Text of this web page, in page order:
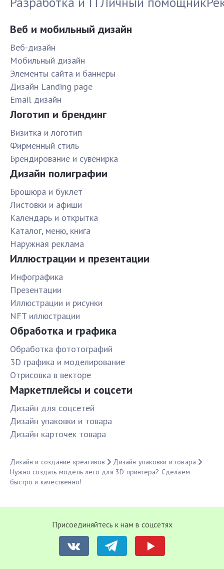
Веб и мобильный дизайн
Веб-дизайн
Мобильный дизайн
Элементы сайта и баннеры
Дизайн Landing page
Email дизайн
Логотип и брендинг
Визитка и логотип
Фирменный стиль
Брендирование и сувенирка
Дизайн полиграфии
Брошюра и буклет
Листовки и афиши
Календарь и открытка
Каталог, меню, книга
Наружная реклама
Иллюстрации и презентации
Инфографика
Презентации
Иллюстрации и рисунки
NFT иллюстрации
Обработка и графика
Обработка фототографий
3D графика и моделирование
Отрисовка в векторе
Маркетплейсы и соцсети
Дизайн для соцсетей
Дизайн упаковки и товара
Дизайн карточек товара
Дизайн и создание креативов
Дизайн упаковки и товара
Нужно создать модель лего для 3D принтера? Сделаем
быстро и качественно!
Присоединяйтесь к нам в соцсетях